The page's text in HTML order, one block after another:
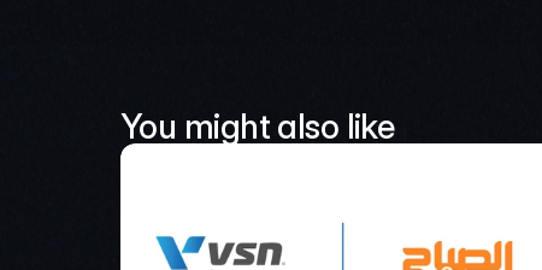
You might also like